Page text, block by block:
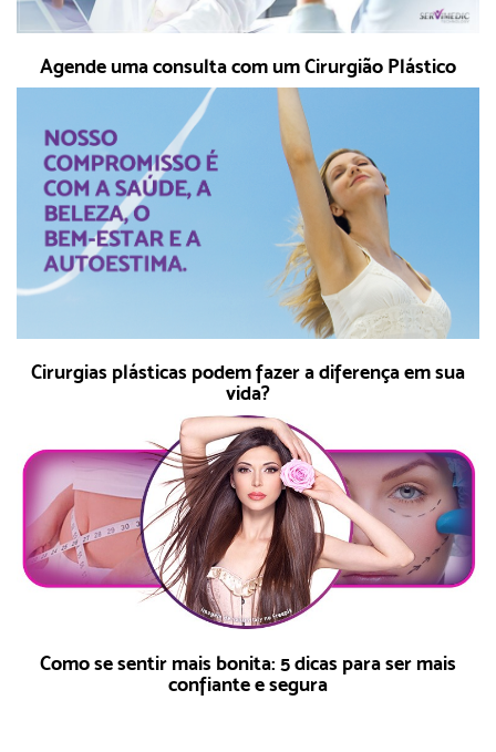
Agende uma consulta com um Cirurgião Plástico
Cirurgias plásticas podem fazer a diferença em sua
vida?
Como se sentir mais bonita: 5 dicas para ser mais
confiante e segura